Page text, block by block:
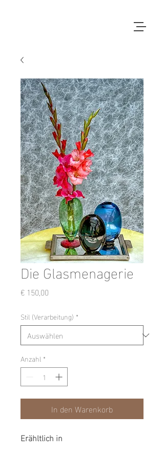
Die Glasmenagerie
€ 150,00
Stil (Verarbeitung) *
Anzahl *
In den Warenkorb
Erähltlich in